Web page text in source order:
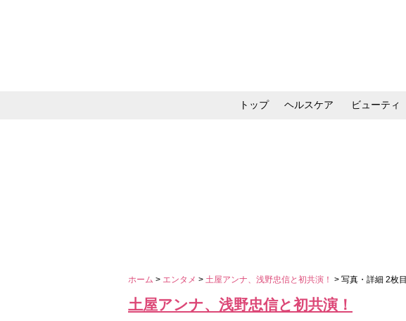
トップ ヘルスケア ビューティ
ホーム > エンタメ > 土屋アンナ、浅野忠信と初共演！ > 写真・詳細 2枚目
土屋アンナ、浅野忠信と初共演！